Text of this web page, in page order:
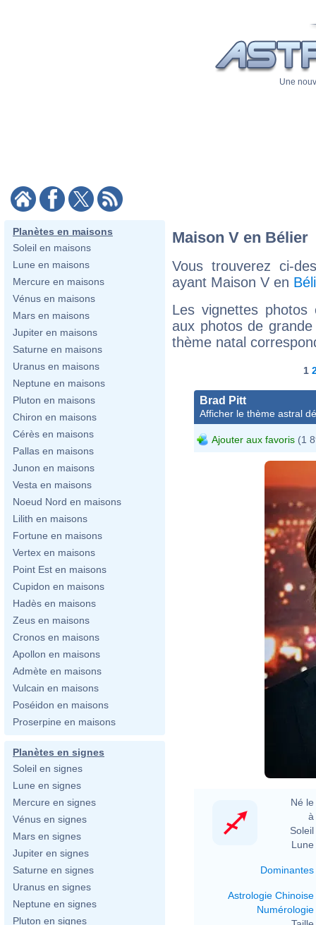
Une
Planètes en maisons
Soleil en maisons
Lune en maisons
Mercure en maisons
Vénus en maisons
Mars en maisons
Jupiter en maisons
Saturne en maisons
Uranus en maisons
Neptune en maisons
Pluton en maisons
Chiron en maisons
Cérès en maisons
Pallas en maisons
Junon en maisons
Vesta en maisons
Noeud Nord en maisons
Lilith en maisons
Fortune en maisons
Vertex en maisons
Point Est en maisons
Cupidon en maisons
Hadès en maisons
Zeus en maisons
Cronos en maisons
Apollon en maisons
Admète en maisons
Vulcain en maisons
Poséidon en maisons
Proserpine en maisons
Planètes en signes
Soleil en signes
Lune en signes
Mercure en signes
Vénus en signes
Mars en signes
Jupiter en signes
Saturne en signes
Uranus en signes
Neptune en signes
Pluton en signes
Maison V en Bélier
Vous trouverez ci-
ayant Maison V en
Les vignettes
aux photos de
thème natal
1
Brad Pitt
Afficher le thème astral
Ajouter aux favoris (1
Né le
à
Soleil
Lune
Dominantes
Astrologie Chinoise
Numérologie